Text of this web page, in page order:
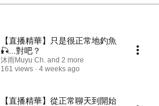
【直播精華】只是很正常地釣魚
🎣...對吧？
沐雨Muyu Ch. and 2 more
161 views
4 weeks ago
【直播精華】從正常聊天到開始